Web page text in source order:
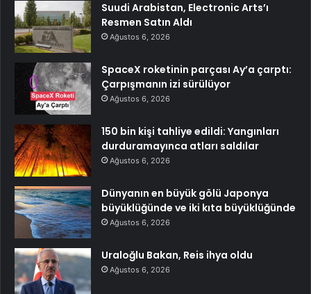
Suudi Arabistan, Electronic Arts’ı
Resmen Satın Aldı
Ağustos 6, 2026
SpaceX roketinin parçası Ay’a çarptı:
Çarpışmanın izi sürülüyor
Ağustos 6, 2026
150 bin kişi tahliye edildi: Yangınları
durduramayınca atları saldılar
Ağustos 6, 2026
Dünyanın en büyük gölü Japonya
büyüklüğünde ve iki kıta büyüklüğünde
Ağustos 6, 2026
Uraloğlu Bakan, Reis ihya oldu
Ağustos 6, 2026